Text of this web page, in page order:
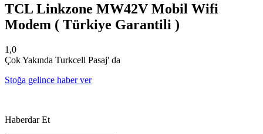
TCL Linkzone MW42V Mobil Wifi
Modem ( Türkiye Garantili )
1,0
Çok Yakında Turkcell Pasaj' da
Stoğa gelince haber ver
Haberdar Et